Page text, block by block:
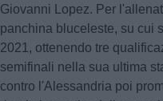
Giovanni Lopez. Per
panchina bluceleste, su cui
2021, ottenendo tre
semifinali nella sua ultima
contro l'Alessandria poi